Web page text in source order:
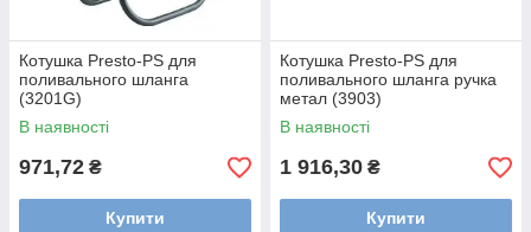
Котушка Presto-PS для
поливального шланга
(3201G)
В наявності
971,72 ₴
Купити
Котушка Presto-PS для
поливального шланга ручка
метал (3903)
В наявності
1 916,30 ₴
Купити